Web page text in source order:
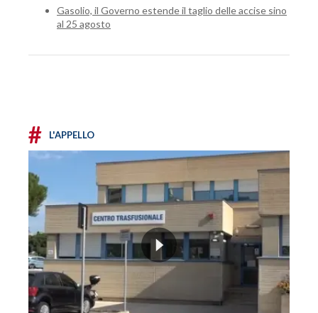
Gasolio, il Governo estende il taglio delle accise sino
al 25 agosto
# L'APPELLO